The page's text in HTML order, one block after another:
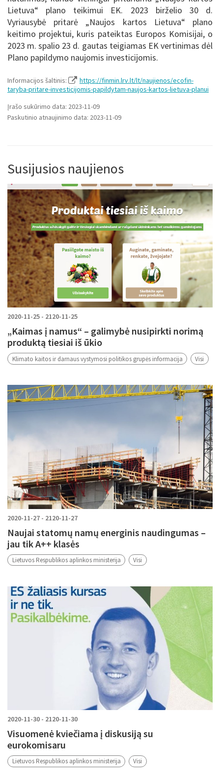
Lietuva“ plano teikimui EK. 2023 birželio 30 d.
Vyriausybė pritarė „Naujos kartos Lietuva“ plano
keitimo projektui, kuris pateiktas Europos Komisijai, o
2023 m. spalio 23 d. gautas teigiamas EK vertinimas dėl
Plano papildymo naujomis investicijomis.
Informacijos šaltinis:
https://finmin.lrv.lt/lt/naujienos/ecofin-
taryba-pritare-investicijomis-papildytam-naujos-kartos-lietuva-planui
Įrašo sukūrimo data: 2023-11-09
Paskutinio atnaujinimo data: 2023-11-09
Susijusios naujienos
2020-11-25 - 2120-11-25
„Kaimas į namus“ – galimybė nusipirkti norimą
produktą tiesiai iš ūkio
Klimato kaitos ir darnaus vystymosi politikos grupės informacija Visi
2020-11-27 - 2120-11-27
Naujai statomų namų energinis naudingumas –
jau tik A++ klasės
Lietuvos Respublikos aplinkos ministerija Visi
2020-11-30 - 2120-11-30
Visuomenė kviečiama į diskusiją su
eurokomisaru
Lietuvos Respublikos aplinkos ministerija Visi